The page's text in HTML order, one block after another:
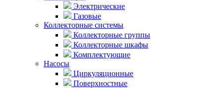
Электрические
Газовые
Коллекторные системы
Коллекторные группы
Коллекторные шкафы
Комплектующие
Насосы
Циркуляционные
Поверхностные